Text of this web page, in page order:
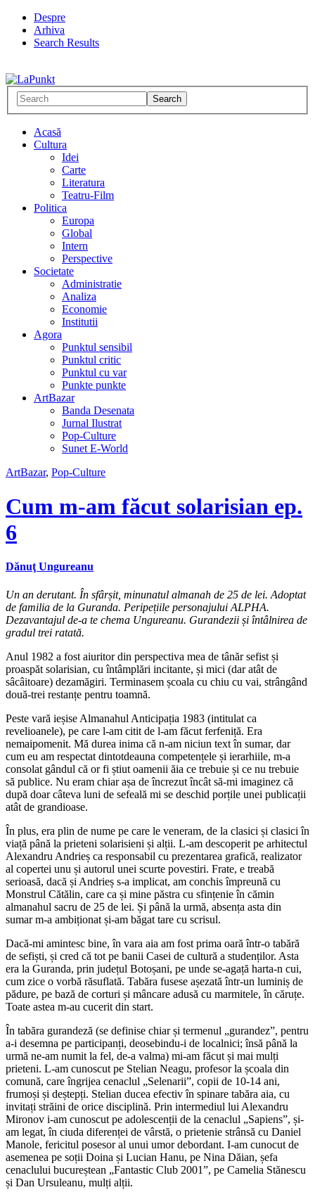
Despre
Arhiva
Search Results
Acasă
Cultura
Idei
Carte
Literatura
Teatru-Film
Politica
Europa
Global
Intern
Perspective
Societate
Administratie
Analiza
Economie
Institutii
Agora
Punktul sensibil
Punktul critic
Punktul cu var
Punkte punkte
ArtBazar
Banda Desenata
Jurnal Ilustrat
Pop-Culture
Sunet E-World
ArtBazar, Pop-Culture
Cum m-am făcut solarisian ep.
6
Dănuţ Ungureanu
Un an derutant. În sfârșit, minunatul almanah de 25 de lei. Adoptat
de familia de la Guranda. Peripețiile personajului ALPHA.
Dezavantajul de-a te chema Ungureanu. Gurandezii și întâlnirea de
gradul trei ratată.
Anul 1982 a fost aiuritor din perspectiva mea de tânăr sefist și
proaspăt solarisian, cu întâmplări incitante, și mici (dar atât de
sâcâitoare) dezamăgiri. Terminasem școala cu chiu cu vai, strângând
două-trei restanțe pentru toamnă.
Peste vară ieșise Almanahul Anticipația 1983 (intitulat ca
revelioanele), pe care l-am citit de l-am făcut ferfeniță. Era
nemaipomenit. Mă durea inima că n-am niciun text în sumar, dar
cum eu am respectat dintotdeauna competențele și ierarhiile, m-a
consolat gândul că or fi știut oamenii ăia ce trebuie și ce nu trebuie
să publice. Nu eram chiar așa de încrezut încât să-mi imaginez că
după doar câteva luni de sefeală mi se deschid porțile unei publicații
atât de grandioase.
În plus, era plin de nume pe care le veneram, de la clasici și clasici în
viață până la prieteni solarisieni și alții. L-am descoperit pe arhitectul
Alexandru Andrieș ca responsabil cu prezentarea grafică, realizator
al copertei unu și autorul unei scurte povestiri. Frate, e treabă
serioasă, dacă și Andrieș s-a implicat, am conchis împreună cu
Monstrul Cătălin, care ca și mine păstra cu sfințenie în cămin
almanahul sacru de 25 de lei. Și până la urmă, absența asta din
sumar m-a ambiționat și-am băgat tare cu scrisul.
Dacă-mi amintesc bine, în vara aia am fost prima oară într-o tabără
de sefiști, și cred că tot pe banii Casei de cultură a studenților. Asta
era la Guranda, prin județul Botoșani, pe unde se-agață harta-n cui,
cum zice o vorbă răsuflată. Tabăra fusese așezată într-un luminiș de
pădure, pe bază de corturi și mâncare adusă cu marmitele, în căruțe.
Toate astea m-au cucerit din start.
În tabăra gurandeză (se definise chiar și termenul „gurandez”, pentru
a-i desemna pe participanți, deosebindu-i de localnici; însă până la
urmă ne-am numit la fel, de-a valma) mi-am făcut și mai mulți
prieteni. L-am cunoscut pe Stelian Neagu, profesor la școala din
comună, care îngrijea cenaclul „Selenarii”, copii de 10-14 ani,
frumoși și deștepți. Stelian ducea efectiv în spinare tabăra aia, cu
invitați străini de orice disciplină. Prin intermediul lui Alexandru
Mironov i-am cunoscut pe adolescenții de la cenaclul „Sapiens”, și-
am legat, în ciuda diferenței de vârstă, o prietenie strânsă cu Daniel
Manole, fericitul posesor al unui umor debordant. I-am cunocut de
asemenea pe soții Doina și Lucian Hanu, pe Nina Dăian, șefa
cenaclului bucureștean „Fantastic Club 2001”, pe Camelia Stănescu
și Dan Ursuleanu, mulți alții.